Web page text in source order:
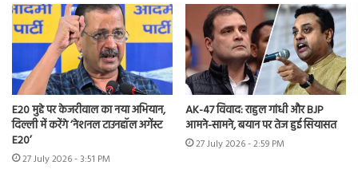
E20 मुद्दे पर केजरीवाल का नया अभियान,
दिल्ली में करेंगे ‘नेशनल टाउनहॉल अगेंस्ट
E20’
27 July 2026 - 3:51 PM
AK-47 विवाद: राहुल गांधी और BJP
आमने-सामने, बयान पर तेज हुई सियासत
27 July 2026 - 2:59 PM